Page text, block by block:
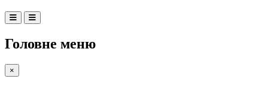
Головне меню
×